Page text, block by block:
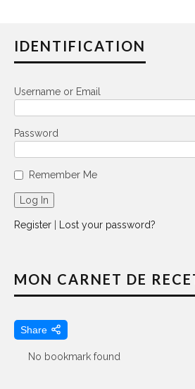
IDENTIFICATION
Username or Email
Password
Remember Me
Register Lost your password?
MON CARNET DE
Share
No bookmark found